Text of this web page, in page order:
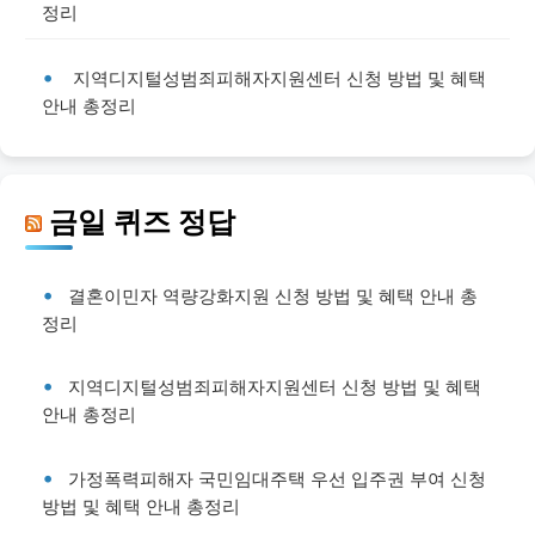
정리
지역디지털성범죄피해자지원센터 신청 방법 및 혜택
안내 총정리
금일 퀴즈 정답
결혼이민자 역량강화지원 신청 방법 및 혜택 안내 총
정리
지역디지털성범죄피해자지원센터 신청 방법 및 혜택
안내 총정리
가정폭력피해자 국민임대주택 우선 입주권 부여 신청
방법 및 혜택 안내 총정리